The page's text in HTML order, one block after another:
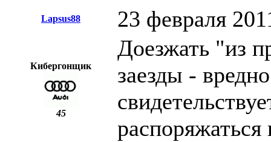
Lapsus88 23 февраля
Кибергонщик
45
Доезжать "из
заезды -